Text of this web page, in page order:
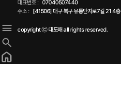
대표번호 : 07040507440
주소 :
[41506] 대구 북구 유통단지로7길 21 4층
copyright ⓒ 대도매 all rights reserved.